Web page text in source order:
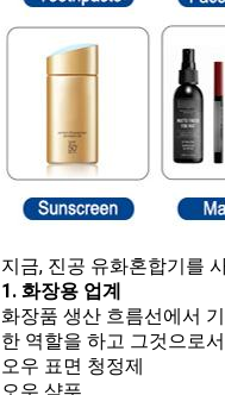
지금, 진공 유화혼합기를
1. 화장용 업계
화장품 생산 흐름선에서
한 역할을 하고 그것으로
오우 표면 청정제